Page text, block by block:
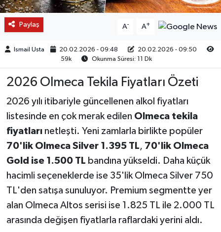
Paylaş A- A+
Ismail Usta 20.02.2026 - 09:48
20.02.2026 - 09:50
59k
Okunma Süresi: 11 Dk
2026 Olmeca Tekila Fiyatları Özeti
2026 yılı itibariyle güncellenen alkol fiyatları
listesinde en çok merak edilen Olmeca tekila
fiyatlarınetleşti. Yeni zamlarla birlikte popüler
70'lik Olmeca Silver 1.395 TL, 70'lik Olmeca
Gold ise 1.500 TL bandına yükseldi. Daha küçük
hacimli seçeneklerde ise 35'lik Olmeca Silver 750
TL'den satışa sunuluyor. Premium segmentte yer
alan Olmeca Altos serisi ise 1.825 TL ile 2.000 TL
arasında değişen fiyatlarla raflardaki yerini aldı.